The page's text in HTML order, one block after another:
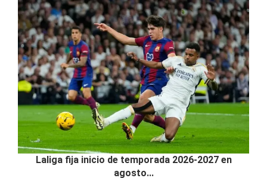
Laliga fija inicio de temporada 2026-2027 en
agosto...